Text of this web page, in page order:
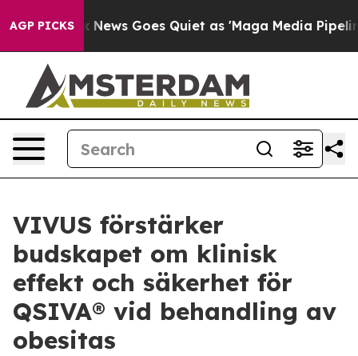
AGP PICKS
Fox News Goes Quiet as 'Maga Media Pipeline'
VIVUS förstärker
budskapet om klinisk
effekt och säkerhet för
QSIVA® vid behandling av
obesitas